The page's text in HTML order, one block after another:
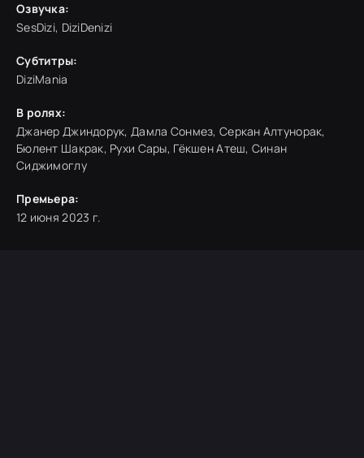
Озвучка:
SesDizi, DiziDenizi
Субтитры:
DiziMania
В ролях:
Джанер Джиндорук, Дамла Сонмез, Серкан Алтунорак,
Бюлент Шакрак, Рухи Сары, Гёкшен Атеш, Синан
Сиджимоглу
Премьера:
12 июня 2023 г.